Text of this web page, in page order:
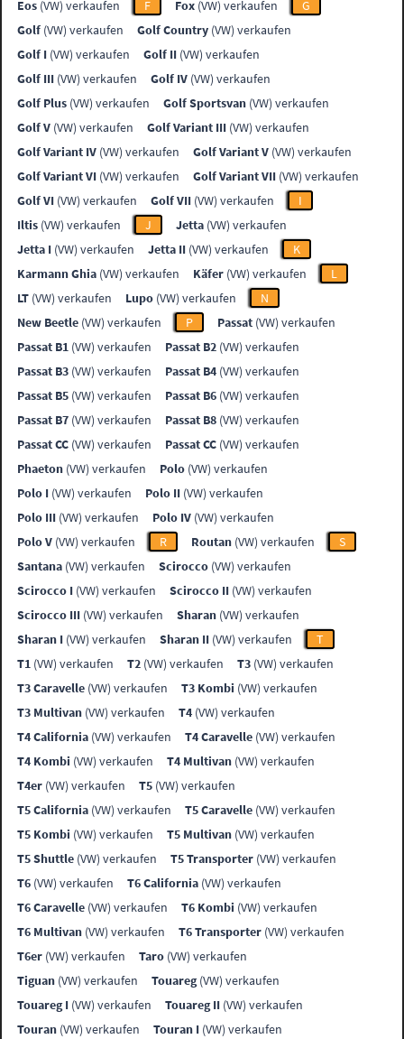
Eos (VW) verkaufen F Fox (VW) verkaufen
G
Golf (VW) verkaufen Golf Country (VW) verkaufen
Golf I (VW) verkaufen Golf II (VW) verkaufen
Golf III (VW) verkaufen Golf IV (VW) verkaufen
Golf Plus (VW) verkaufen Golf Sportsvan (VW) verkaufen
Golf V (VW) verkaufen Golf Variant III (VW) verkaufen
Golf Variant IV (VW) verkaufen Golf Variant V (VW) verkaufen
Golf Variant VI (VW) verkaufen Golf Variant VII (VW) verkaufen
Golf VI (VW) verkaufen Golf VII (VW) verkaufen
I
Iltis (VW) verkaufen J Jetta (VW) verkaufen
Jetta I (VW) verkaufen Jetta II (VW) verkaufen
K
Karmann Ghia (VW) verkaufen Käfer (VW) verkaufen
L
LT (VW) verkaufen Lupo (VW) verkaufen
N
New Beetle (VW) verkaufen P Passat (VW) verkaufen
Passat B1 (VW) verkaufen Passat B2 (VW) verkaufen
Passat B3 (VW) verkaufen Passat B4 (VW) verkaufen
Passat B5 (VW) verkaufen Passat B6 (VW) verkaufen
Passat B7 (VW) verkaufen Passat B8 (VW) verkaufen
Passat CC (VW) verkaufen Passat CC (VW) verkaufen
Phaeton (VW) verkaufen Polo (VW) verkaufen
Polo I (VW) verkaufen Polo II (VW) verkaufen
Polo III (VW) verkaufen Polo IV (VW) verkaufen
Polo V (VW) verkaufen R Routan (VW) verkaufen
S
Santana (VW) verkaufen Scirocco (VW) verkaufen
Scirocco I (VW) verkaufen Scirocco II (VW) verkaufen
Scirocco III (VW) verkaufen Sharan (VW) verkaufen
Sharan I (VW) verkaufen Sharan II (VW) verkaufen
T
T1 (VW) verkaufen T2 (VW) verkaufen T3 (VW) verkaufen
T3 Caravelle (VW) verkaufen T3 Kombi (VW) verkaufen
T3 Multivan (VW) verkaufen T4 (VW) verkaufen
T4 California (VW) verkaufen T4 Caravelle (VW) verkaufen
T4 Kombi (VW) verkaufen T4 Multivan (VW) verkaufen
T4er (VW) verkaufen T5 (VW) verkaufen
T5 California (VW) verkaufen T5 Caravelle (VW) verkaufen
T5 Kombi (VW) verkaufen T5 Multivan (VW) verkaufen
T5 Shuttle (VW) verkaufen T5 Transporter (VW) verkaufen
T6 (VW) verkaufen T6 California (VW) verkaufen
T6 Caravelle (VW) verkaufen T6 Kombi (VW) verkaufen
T6 Multivan (VW) verkaufen T6 Transporter (VW) verkaufen
T6er (VW) verkaufen Taro (VW) verkaufen
Tiguan (VW) verkaufen Touareg(VW) verkaufen
Touareg I (VW) verkaufen Touareg II (VW) verkaufen
Touran (VW) verkaufen Touran I (VW) verkaufen